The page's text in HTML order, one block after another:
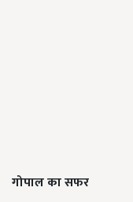
गोपाल का सफर